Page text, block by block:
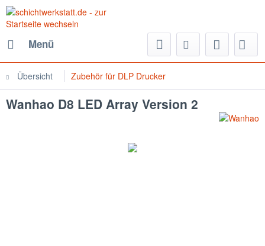
Menü
Übersicht Zubehör für DLP Drucker
Wanhao D8 LED Array Version 2